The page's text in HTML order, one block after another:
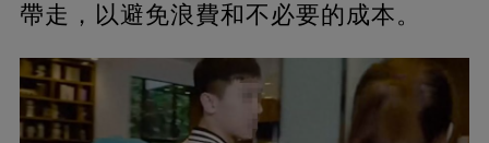
帶走，以避免浪費和不必要的成本。